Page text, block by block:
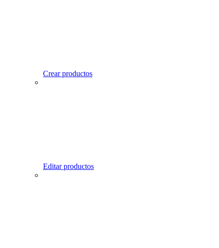
Crear productos
Editar productos